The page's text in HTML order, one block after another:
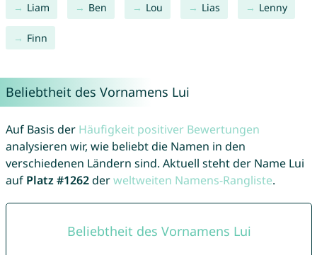
Liam Ben Lou Lias Lenny
Finn
Beliebtheit des Vornamens Lui
Auf Basis der Häufigkeit positiver Bewertungen
analysieren wir, wie beliebt die Namen in den
verschiedenen Ländern sind. Aktuell steht der Name Lui
auf Platz #1262derweltweiten Namens-Rangliste.